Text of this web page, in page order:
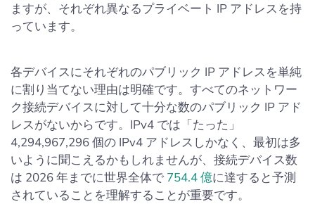
ますが、それぞれ異なるプライベート IP アドレスを持
っています。
各デバイスにそれぞれのパブリック IP アドレスを単純
に割り当てない理由は明確です。すべてのネットワー
ク接続デバイスに対して十分な数のパブリック IP アド
レスがないからです。IPv4 では「たった」
4,294,967,296 個の IPv4 アドレスしかなく、最初は多
いように聞こえるかもしれませんが、接続デバイス数
は 2026 年までに世界全体で 754.4 億に達すると予測
されていることを理解することが重要です。